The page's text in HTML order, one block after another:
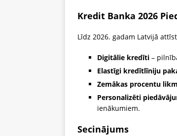
Kredit Banka 2026
Līdz 2026. gadam Latvijā
Digitālie kredīti –
Elastīgi kredītlīniju
Zemākas procentu
Personalizēti
ienākumiem.
Secinājums